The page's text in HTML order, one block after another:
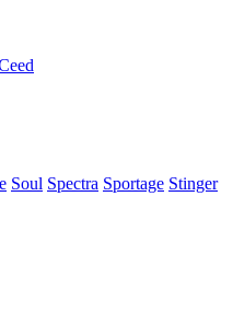
Soul Spectra Sportage Stinger